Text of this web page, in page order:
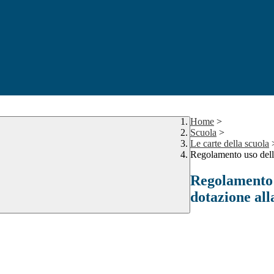
Home >
Scuola >
Le carte della scuola
Regolamento uso
dotazione